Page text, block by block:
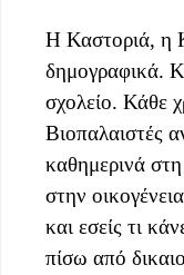
Η Καστοριά, η
δημογραφικά.
σχολείο. Κάθε
Βιοπαλαιστές
καθημερινά
στην
και εσείς τι
πίσω από